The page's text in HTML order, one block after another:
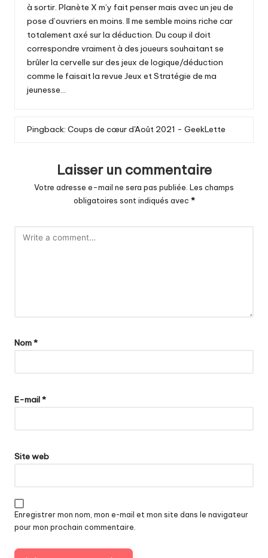
à sortir. Planète X m’y fait penser mais avec un jeu de
pose d’ouvriers en moins. Il me semble moins riche car
totalement axé sur la déduction. Du coup il doit
correspondre vraiment à des joueurs souhaitant se
brûler la cervelle sur des jeux de logique/déduction
comme le faisait la revue Jeux et Stratégie de ma
jeunesse…
Pingback: Coups de cœur d'Août 2021 - GeekLette
Laisser un commentaire
Votre adresse e-mail ne sera pas publiée. Les champs
obligatoires sont indiqués avec *
Nom*
E-mail*
Site web
Enregistrer mon nom, mon e-mail et mon site dans le navigateur
pour mon prochain commentaire.